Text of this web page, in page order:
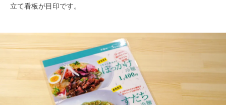
立て看板が目印です。